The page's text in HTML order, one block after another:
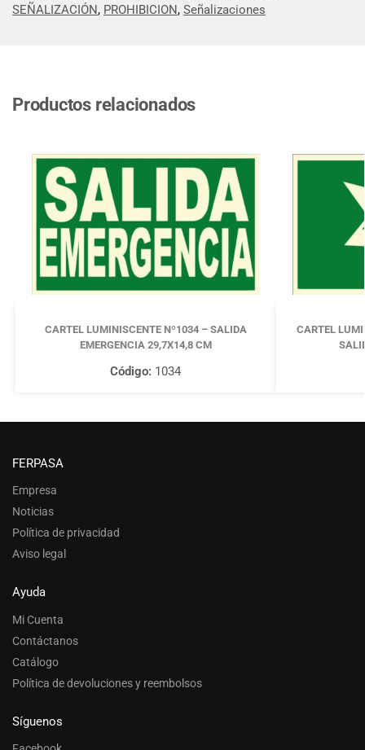
SEÑALIZACIÓN, PROHIBICION, Señalizaciones
Productos relacionados
CARTEL LUMINISCENTE Nº1034 – SALIDA
EMERGENCIA 29,7X14,8 CM
Código: 1034
CARTEL
FERPASA
Empresa
Noticias
Política de privacidad
Aviso legal
Ayuda
Mi Cuenta
Contáctanos
Catálogo
Política de devoluciones y reembolsos
Síguenos